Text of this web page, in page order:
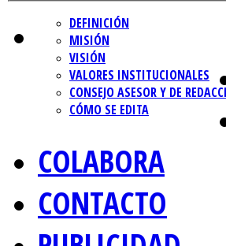
DEFINICIÓN
MISIÓN
VISIÓN
VALORES INSTITUCIONALES
CONSEJO ASESOR Y DE
CÓMO SE EDITA
COLABORA
CONTACTO